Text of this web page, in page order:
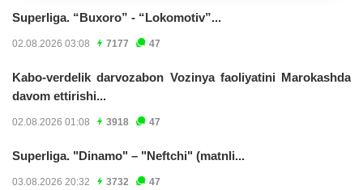
Superliga. “Buxoro” - “Lokomotiv”...
02.08.2026 03:08 7177 47
Kabo-verdelik darvozabon Vozinya faoliyatini Marokashda
davom ettirishi...
02.08.2026 01:08 3918 47
Superliga. "Dinamo" – "Neftchi" (matnli...
03.08.2026 20:32 3732 47